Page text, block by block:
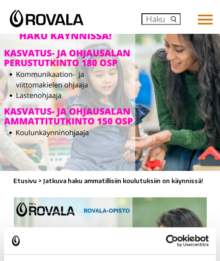
Etusivu > Jatkuva haku ammatillisiin koulutuksiin on käynnissä!